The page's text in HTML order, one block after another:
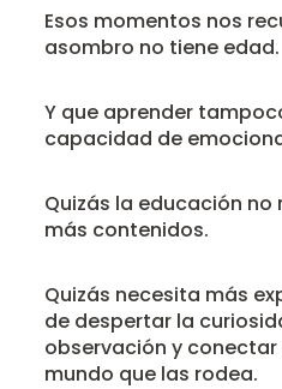
Esos momentos nos
asombro no tiene edad.
Y que aprender
capacidad de
Quizás la educación
más contenidos.
Quizás necesita más
de despertar la
observación y
mundo que las rodea.